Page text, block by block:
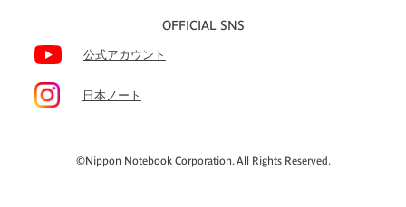
OFFICIAL SNS
公式アカウント
日本ノート
©Nippon Notebook Corporation. All Rights Reserved.